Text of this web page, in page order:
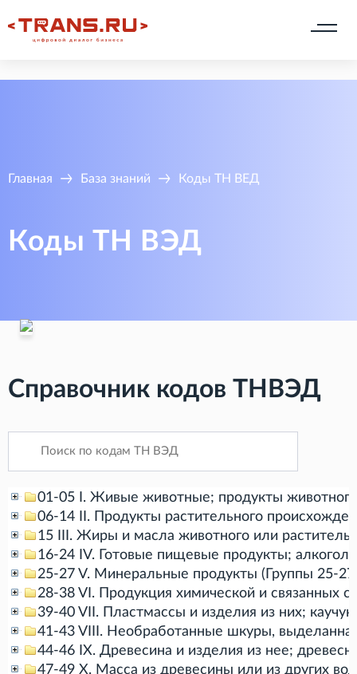
Главная База знаний Коды ТН ВЕД
Коды ТН ВЭД
Справочник кодов ТНВЭД
01-05 I. Живые животные; продукты
06-14 II. Продукты растительного
15 III. Жиры и масла животного или
16-24 IV. Готовые пищевые продукты;
25-27 V. Минеральные продукты (Группы 25-
28-38 VI. Продукция химической и связанных
39-40 VII. Пластмассы и изделия из них;
41-43 VIII. Необработанные шкуры,
44-46 IX. Древесина и изделия из нее;
47-49 X. Масса из древесины или из других